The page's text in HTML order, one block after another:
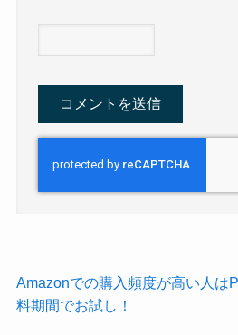
Amazonでの購入頻度が高い人は
料期間でお試し！